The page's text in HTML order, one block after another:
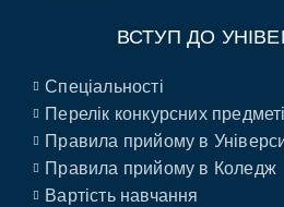
ВСТУП ДО
Спеціальності
Перелік конкурсних
Правила прийому в
Правила прийому в Коледж
Вартість навчання